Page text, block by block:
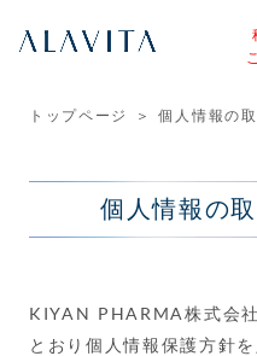
トップページ ＞ 個人情報の
個人情報の
KIYAN PHARMA株式会
とおり個人情報保護方針